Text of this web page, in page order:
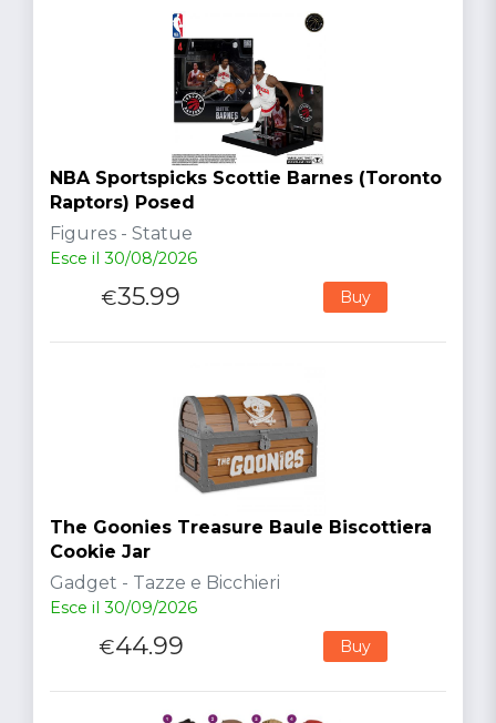
NBA Sportspicks Scottie Barnes (Toronto
Raptors) Posed
Figures - Statue
Esce il 30/08/2026
€35.99 Buy
The Goonies Treasure Baule Biscottiera
Cookie Jar
Gadget - Tazze e Bicchieri
Esce il 30/09/2026
€44.99 Buy